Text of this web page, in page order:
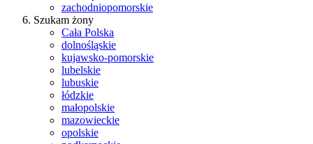
zachodniopomorskie
Szukam żony
Cała Polska
dolnośląskie
kujawsko-pomorskie
lubelskie
lubuskie
łódzkie
małopolskie
mazowieckie
opolskie